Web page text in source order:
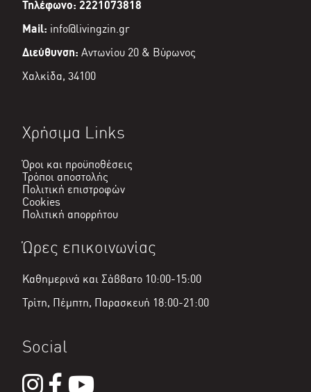
Τηλέφωνο: 2221073818
Mail: info@livingzin.gr
Διεύθυνση: Αντωνίου 20 & Βύρωνος
Χαλκίδα, 34100
Χρήσιμα Links
Όροι και προϋποθέσεις
Τρόποι αποστολής
Πολιτική επιστροφών
Cookies
Πολιτική απορρήτου
Ώρες επικοινωνίας
Καθημερινά και Σάββατο 10:00-15:00
Τρίτη, Πέμπτη, Παρασκευή 18:00-21:00
Social